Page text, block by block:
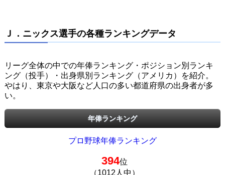
Ｊ．ニックス選手の各種ランキングデータ
リーグ全体の中での年俸ランキング・ポジション別ランキ
ング（投手）・出身県別ランキング（アメリカ）を紹介。
やはり、東京や大阪など人口の多い都道府県の出身者が多
い。
年俸ランキング
プロ野球年俸ランキング
394位
（1012人中）